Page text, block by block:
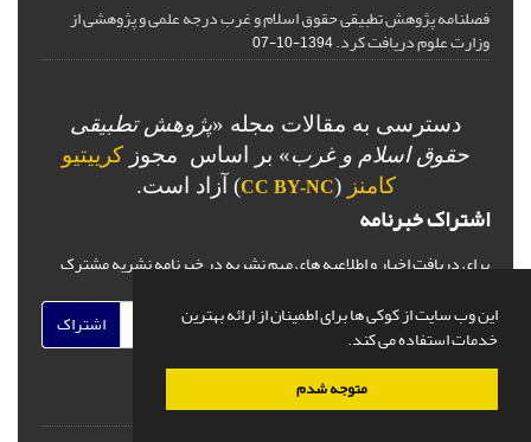
این وب سایت از کوکی ها برای اطمینان از ارائه بهترین
خدمات استفاده می کند.
متوجه شدم
فصلنامه پژوهش تطبیقی حقوق اسلام و غرب درجه علمی و پژوهشی از
وزارت علوم دریافت کرد.1394-10-07
دسترسی به مقالات مجله «پژوهش تطبیقی
حقوق اسلام و غرب» بر اساس مجوز کرییتیو
کامنز (
CC BY-NC) آزاد است.
اشتراک خبرنامه
برای دریافت اخبار و اطلاعیه های مهم نشریه در خبرنامه نشریه مشترک
اشتراک